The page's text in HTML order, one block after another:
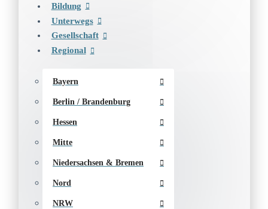
Bildung
Unterwegs
Gesellschaft
Regional
Bayern
Berlin / Brandenburg
Hessen
Mitte
Niedersachsen & Bremen
Nord
NRW